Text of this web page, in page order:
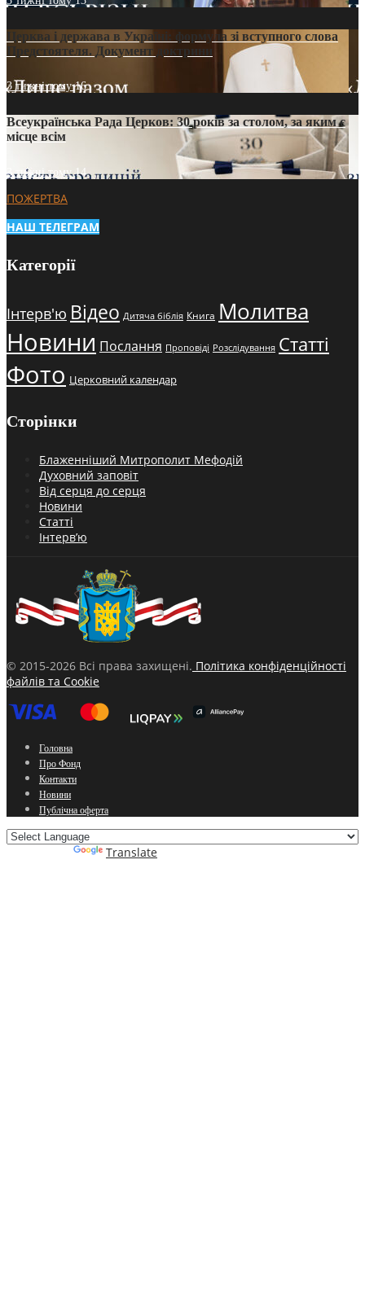
Церква і держава в Україні: формула зі вступного слова
Предстоятеля. Документ доктрини
3 тижні тому16
Всеукраїнська Рада Церков: 30 років за столом, за яким є
місце всім
3 тижні тому14
ПОЖЕРТВА
НАШ ТЕЛЕГРАМ
Категорії
Інтерв'ю Відео Дитяча біблія Книга Молитва
Новини Послання Проповіді Розслідування Статті
Фото Церковний календар
Сторінки
Блаженніший Митрополит Мефодій
Духовний заповіт
Від серця до серця
Новини
Статті
Інтерв’ю
© 2015-2026 Всі права захищені. Політика конфіденційності
файлів та Cookie
Головна
Про Фонд
Контакти
Новини
Публічна оферта
Translate